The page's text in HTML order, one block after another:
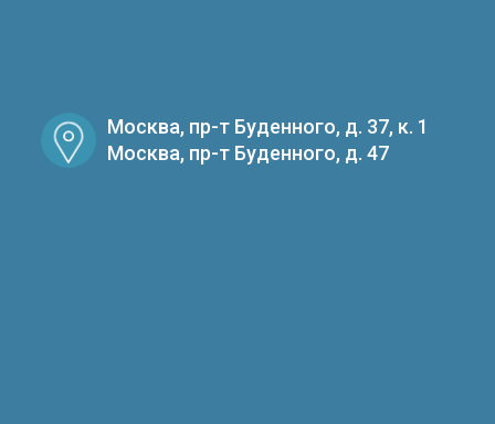
Москва, пр-т Буденного, д. 37, к. 1
Москва, пр-т Буденного, д. 47